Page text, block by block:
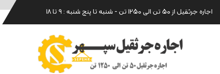
اجاره جرثقیل از 50 تن الی 1250 تن - شنبه تا پنج شنبه : 9 تا 18